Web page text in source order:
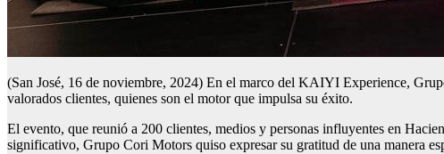
(San José, 16 de noviembre, 2024) En el marco del KAIYI Experience,
valorados clientes, quienes son el motor que impulsa su éxito.
El evento, que reunió a 200 clientes, medios y personas influyentes en
significativo, Grupo Cori Motors quiso expresar su gratitud de una manera